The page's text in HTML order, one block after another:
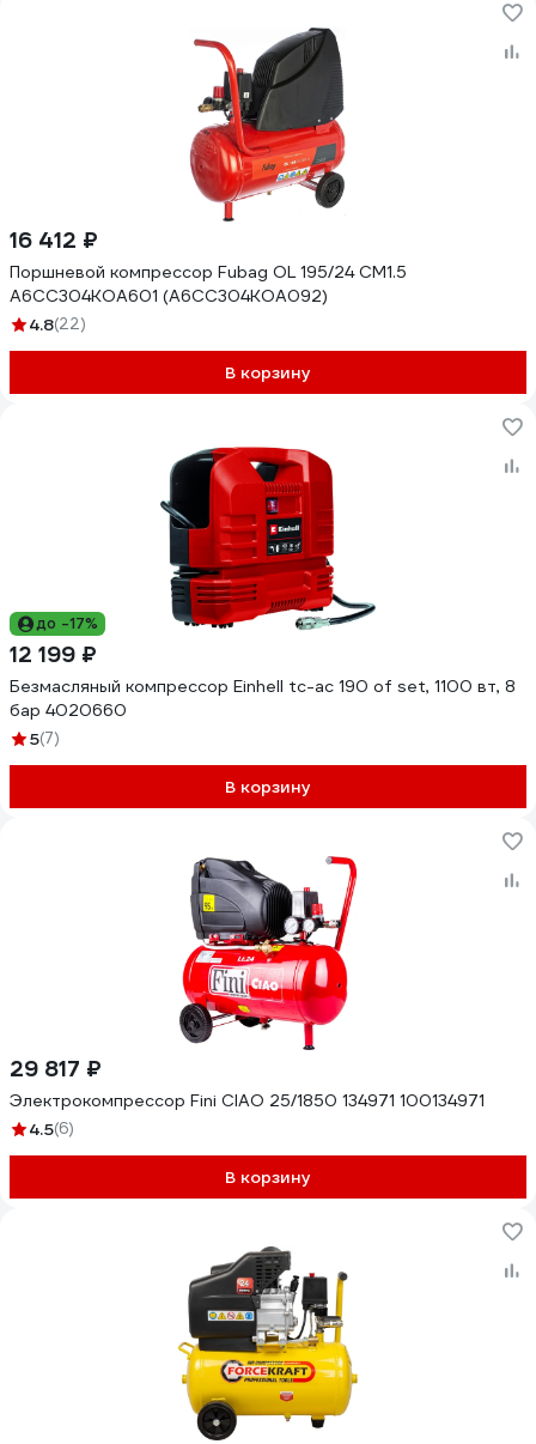
16 412 ₽
Поршневой компрессор Fubag OL 195/24 CM1.5
A6CC304KOA601 (A6CC304KOA092)
4.8(22)
В корзину
до -17%
12 199 ₽
Безмасляный компрессор Einhell tc-ac 190 of set, 1100 вт, 8
бар 4020660
5(7)
В корзину
29 817 ₽
Электрокомпрессор Fini CIAO 25/1850 134971 100134971
4.5(6)
В корзину